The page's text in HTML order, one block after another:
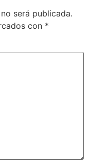
será publicada.
con *